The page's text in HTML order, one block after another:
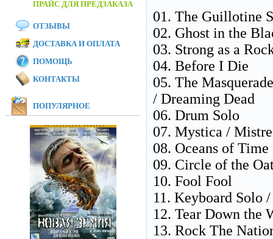
01. The Guillotine
02. Ghost in the
03. Strong as a
04. Before I Die
05. The
/ Dreaming Dead
06. Drum Solo
07. Mystica /
08. Oceans of Time
09. Circle of the
10. Fool Fool
11. Keyboard Solo
12. Tear Down the
13. Rock The
ПРАЙС ДЛЯ ПРЕДЗАКАЗА
ОТЗЫВЫ
ДОСТАВКА И ОПЛАТА
ПОМОЩЬ
КОНТАКТЫ
ПОПУЛЯРНОЕ